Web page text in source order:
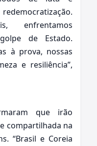
enfrentamos
de Estado.
à prova, nossas
e resiliência”,
que irão
compartilhada na
“Brasil e Coreia